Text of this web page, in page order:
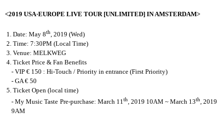
<2019 USA·EUROPE LIVE TOUR [UNLIMITED] IN AMSTERDAM>
1. Date: May 8th, 2019 (Wed)
2. Time: 7:30PM (Local Time)
3. Venue: MELKWEG
4. Ticket Price & Fan Benefits
- VIP€ 150 : Hi-Touch / Priority in entrance (First Priority)
- GA€ 50
5. Ticket Open (local time)
- My Music Taste Pre-purchase: March 11 th, 2019 10AM ~ March 13th, 2019
9AM